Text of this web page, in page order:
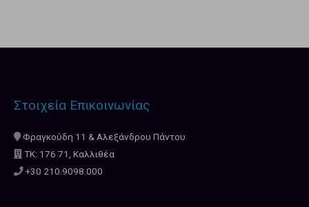
Στοιχεία Επικοινωνίας
Φραγκούδη 11 & Αλεξάνδρου Πάντου
ΤΚ: 176 71, Καλλιθέα
+30 210.9098.000